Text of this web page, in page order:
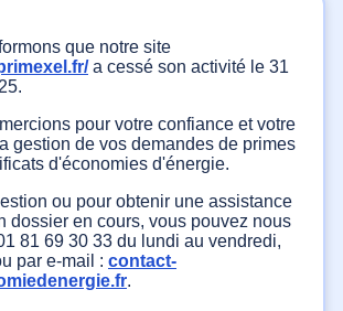
que notre site
a cessé son activité le 31
pour votre confiance et votre
gestion de vos demandes de primes
d'économies d'énergie.
ou pour obtenir une assistance
dossier en cours, vous pouvez nous
81 69 30 33 du lundi au vendredi,
par e-mail : contact-
.